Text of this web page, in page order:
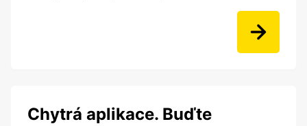
Chytrá aplikace. Buďte